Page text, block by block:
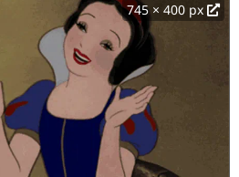
745 × 400 px